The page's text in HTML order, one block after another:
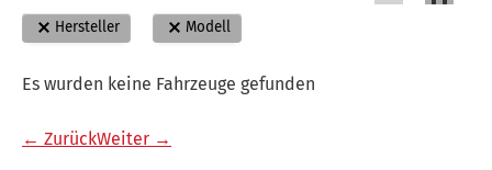
Hersteller Modell
Es wurden keine Fahrzeuge gefunden
← ZurückWeiter →